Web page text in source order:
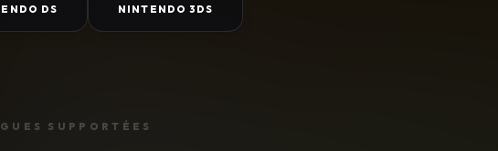
DS NINTENDO 3DS
SUPPORTÉES